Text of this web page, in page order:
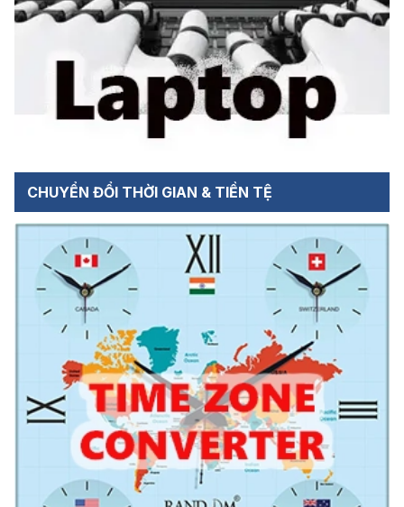
CHUYỂN ĐỔI THỜI GIAN & TIỀN TỆ